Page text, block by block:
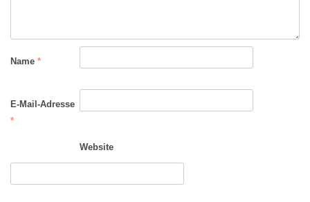
Name *
E-Mail-Adresse
*
Website